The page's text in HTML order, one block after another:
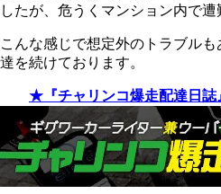
したが、危うくマンション内で遭
こんな感じで想定外のトラブル
達を続けております。
★『チャリンコ爆走配達日